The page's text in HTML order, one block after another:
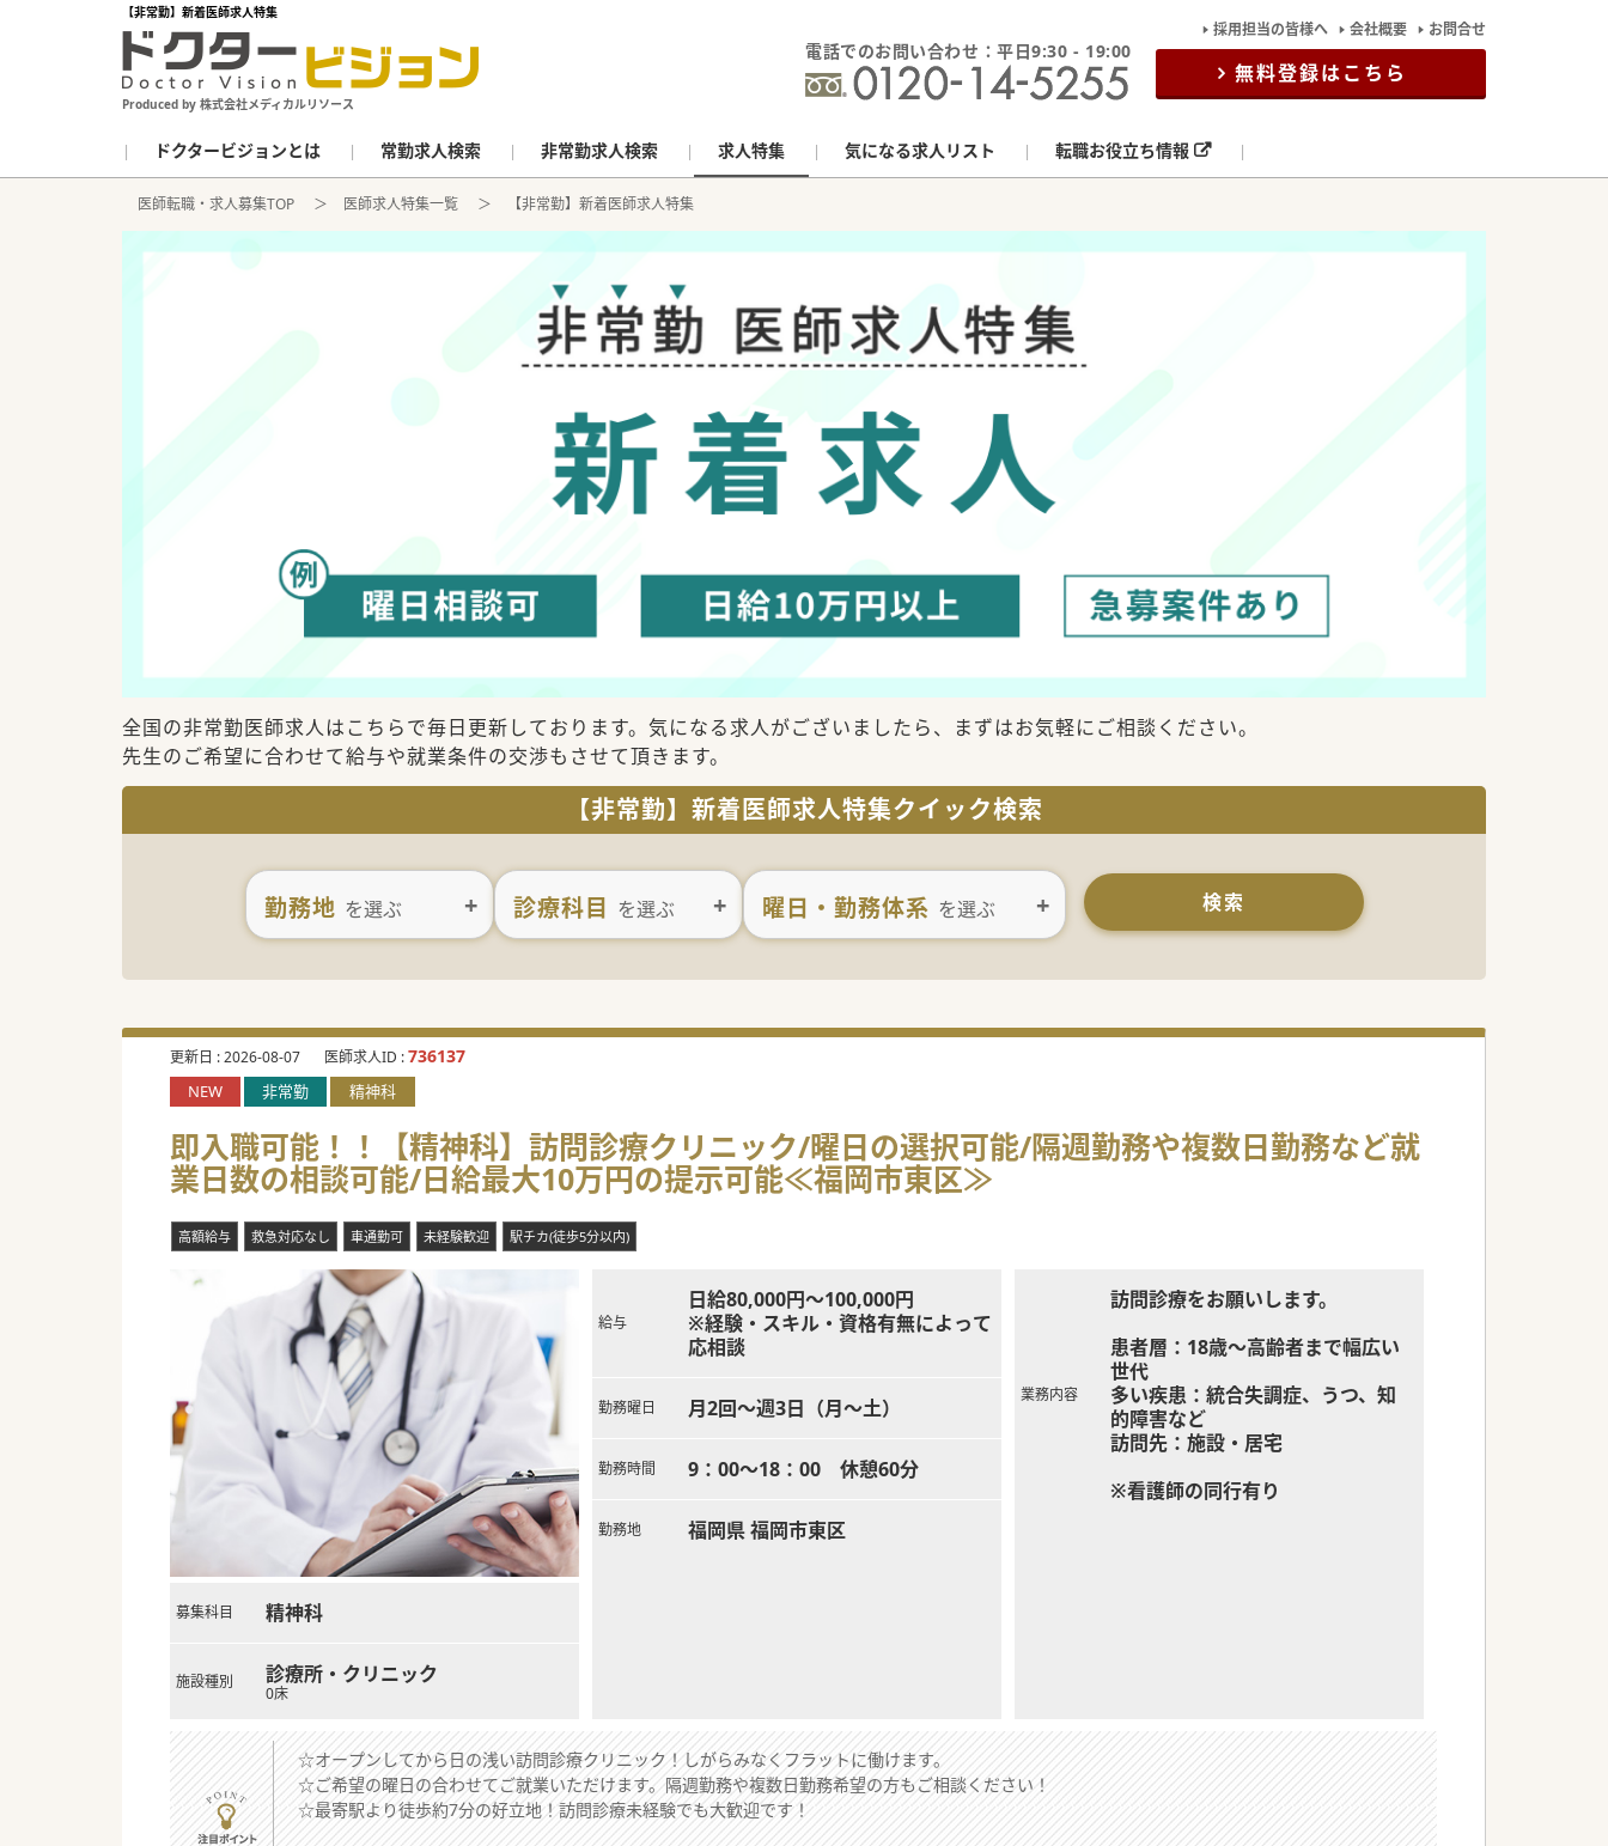
【非常勤】新着医師求人特集
Produced by 株式会社メディカルリソース
電話でのお問い合わせ：平日9:30 - 19:00
採用担当の皆様へ 会社概要 お問合せ
無料登録はこちら
ドクタービジョンとは 常勤求人検索 非常勤求人検索 求人特集 気になる求人リスト 転職お役立ち情報
医師転職・求人募集TOP 医師求人特集一覧 【非常勤】新着医師求人特集
全国の非常勤医師求人はこちらで毎日更新しております。気になる求人がございましたら、まずはお気軽にご相談ください。
先生のご希望に合わせて給与や就業条件の交渉もさせて頂きます。
【非常勤】新着医師求人特集クイック検索
勤務地 を選ぶ 診療科目 を選ぶ 曜日・勤務体系 を選ぶ 検索
更新日 :2026-08-07 医師求人ID :736137
NEW 非常勤 精神科
即入職可能！！【精神科】訪問診療クリニック/曜日の選択可能/隔週勤務や複数日勤務など就
業日数の相談可能/日給最大10万円の提示可能≪福岡市東区≫
高額給与 救急対応なし 車通勤可 未経験歓迎 駅チカ(徒歩5分以内)
募集科目 精神科
施設種別 診療所・クリニック
0床
給与
日給80,000円～100,000円
※経験・スキル・資格有無によって
応相談
勤務曜日 月2回～週3日（月～土）
勤務時間 9：00～18：00 休憩60分
勤務地 福岡県 福岡市東区
業務内容
訪問診療をお願いします。
患者層：18歳～高齢者まで幅広い
世代
多い疾患：統合失調症、うつ、知
的障害など
訪問先：施設・居宅
※看護師の同行有り
☆オープンしてから日の浅い訪問診療クリニック！しがらみなくフラットに働けます。
☆ご希望の曜日の合わせてご就業いただけます。隔週勤務や複数日勤務希望の方もご相談ください！
☆最寄駅より徒歩約7分の好立地！訪問診療未経験でも大歓迎です！